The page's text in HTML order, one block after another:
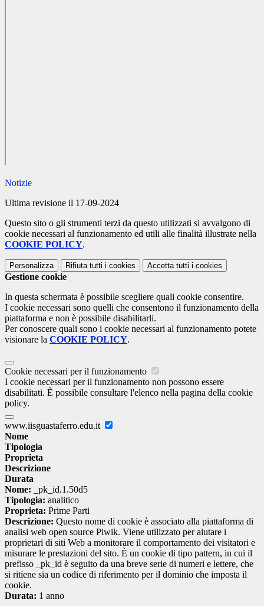
Notizie
Ultima revisione il 17-09-2024
Questo sito o gli strumenti terzi da questo utilizzati si avvalgono di
cookie necessari al funzionamento ed utili alle finalità illustrate nella
COOKIE POLICY.
Personalizza Rifiuta tutti i cookies Accetta tutti i cookies
Gestione cookie
In questa schermata è possibile scegliere quali cookie consentire.
I cookie necessari sono quelli che consentono il funzionamento della
piattaforma e non è possibile disabilitarli.
Per conoscere quali sono i cookie necessari al funzionamento potete
visionare la COOKIE POLICY.
Cookie necessari per il funzionamento
I cookie necessari per il funzionamento non possono essere
disabilitati. È possibile consultare l'elenco nella pagina della cookie
policy.
www.iisguastaferro.edu.it
Nome
Tipologia
Proprieta
Descrizione
Durata
Nome: _pk_id.1.50d5
Tipologia: analitico
Proprieta: Prime Parti
Descrizione: Questo nome di cookie è associato alla piattaforma di
analisi web open source Piwik. Viene utilizzato per aiutare i
proprietari di siti Web a monitorare il comportamento dei visitatori e
misurare le prestazioni del sito. È un cookie di tipo pattern, in cui il
prefisso _pk_id è seguito da una breve serie di numeri e lettere, che
si ritiene sia un codice di riferimento per il dominio che imposta il
cookie.
Durata: 1 anno